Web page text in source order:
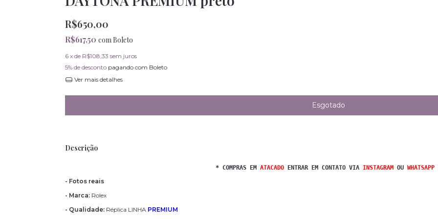
R$650,00
R$617,50 comBoleto
6 x de R$108,33 sem juros
5% de desconto pagando com Boleto
Ver mais detalhes
Descrição
* COMPRAS EM ATACADO ENTRAR EM CONTATO VIA INSTAGRAM OU WHATSAPP
- Fotos reais
- Marca: Rolex
- Qualidade: Réplica LINHA PREMIUM